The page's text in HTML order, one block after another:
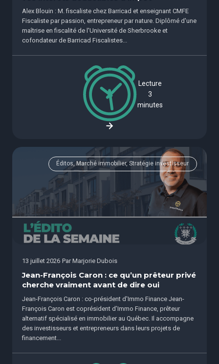
Alex Blouin : M. fiscaliste chez Barricad et enseignant CMFE
Fiscaliste par passion, entrepreneur par nature. Diplômé d'une
maîtrise en fiscalité de l'Université de Sherbrooke et
cofondateur de Barricad Fiscalistes...
Lecture
3
minutes
Éditos, Marché immobilier, Stratégie investisseur
13 juillet 2026 Par Marjorie Dubois
Jean-François Caron : ce qu’un prêteur privé
cherche vraiment avant de dire oui
Jean-François Caron : co-président d'Immo Finance Jean-
François Caron est coprésident d’Immo Finance, prêteur
alternatif spécialisé en immobilier au Québec. Il accompagne
des investisseurs et entrepreneurs dans leurs projets de
financement...